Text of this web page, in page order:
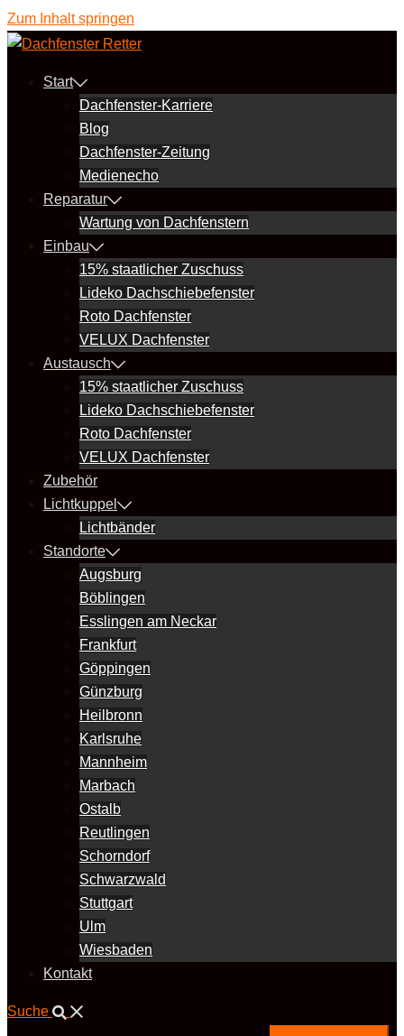
Zum Inhalt springen
Start
Dachfenster-Karriere
Blog
Dachfenster-Zeitung
Medienecho
Reparatur
Wartung von Dachfenstern
Einbau
15% staatlicher Zuschuss
Lideko Dachschiebefenster
Roto Dachfenster
VELUX Dachfenster
Austausch
15% staatlicher Zuschuss
Lideko Dachschiebefenster
Roto Dachfenster
VELUX Dachfenster
Zubehör
Lichtkuppel
Lichtbänder
Standorte
Augsburg
Böblingen
Esslingen am Neckar
Frankfurt
Göppingen
Günzburg
Heilbronn
Karlsruhe
Mannheim
Marbach
Ostalb
Reutlingen
Schorndorf
Schwarzwald
Stuttgart
Ulm
Wiesbaden
Kontakt
Suche